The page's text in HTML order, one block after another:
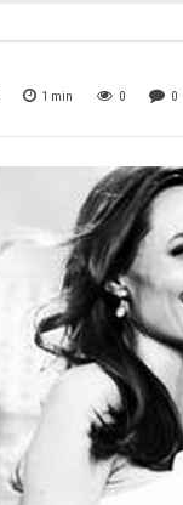
1 min 0 0